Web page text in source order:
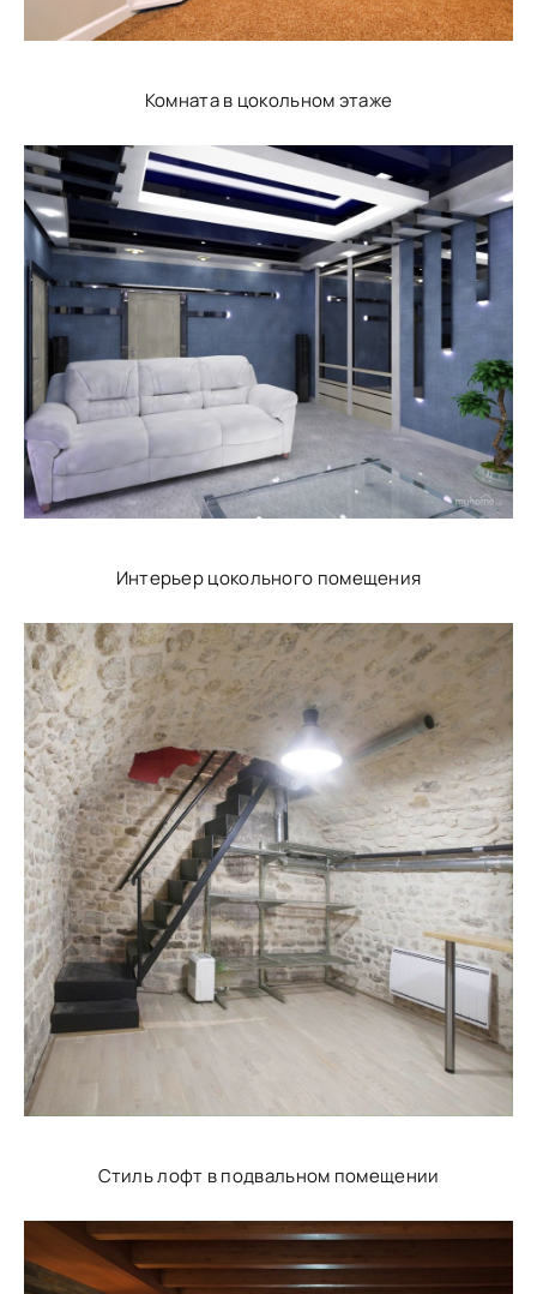
Комната в цокольном этаже
Интерьер цокольного помещения
Стиль лофт в подвальном помещении